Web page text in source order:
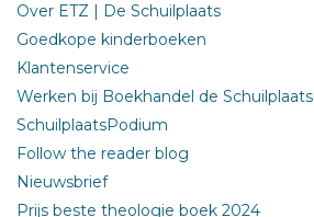
Over ETZ | De Schuilplaats
Goedkope kinderboeken
Klantenservice
Werken bij Boekhandel de Schuilplaats
SchuilplaatsPodium
Follow the reader blog
Nieuwsbrief
Prijs beste theologie boek 2024